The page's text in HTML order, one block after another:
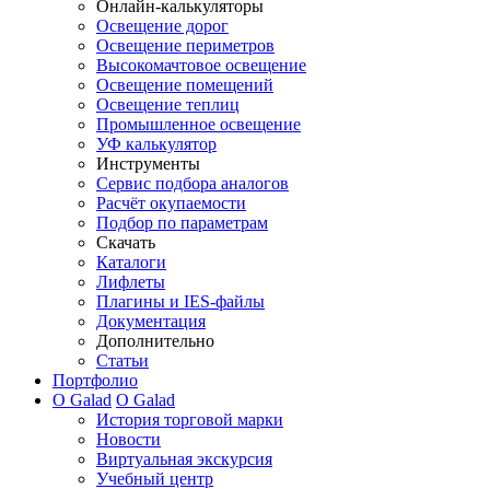
Онлайн-калькуляторы
Освещение дорог
Освещение периметров
Высокомачтовое освещение
Освещение помещений
Освещение теплиц
Промышленное освещение
УФ калькулятор
Инструменты
Сервис подбора аналогов
Расчёт окупаемости
Подбор по параметрам
Скачать
Каталоги
Лифлеты
Плагины и IES-файлы
Документация
Дополнительно
Статьи
Портфолио
О Galad О Galad
История торговой марки
Новости
Виртуальная экскурсия
Учебный центр